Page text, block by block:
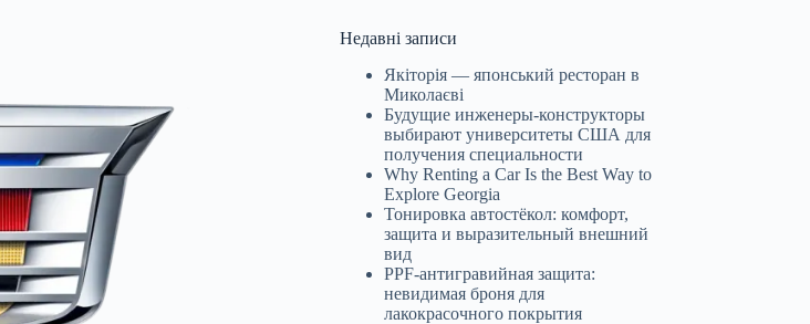
Недавні записи
Якіторія — японський ресторан в
Миколаєві
Будущие инженеры‑конструкторы
выбирают университеты США для
получения специальности
Why Renting a Car Is the Best Way to
Explore Georgia
Тонировка автостёкол: комфорт,
защита и выразительный внешний
вид
PPF-антигравийная защита:
невидимая броня для
лакокрасочного покрытия